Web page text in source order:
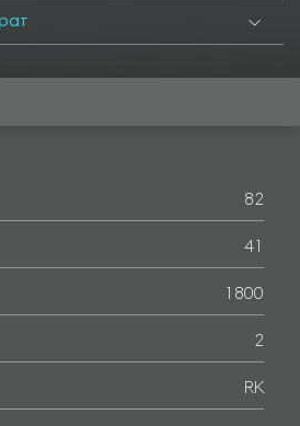
82
41
1800
2
RK